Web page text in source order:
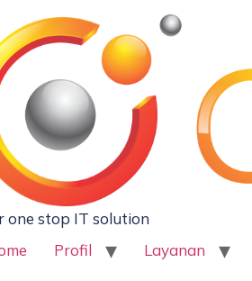
one stop IT solution
Profil Layanan